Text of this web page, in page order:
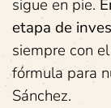
sigue en pie.
etapa de
siempre con
fórmula para
Sánchez.